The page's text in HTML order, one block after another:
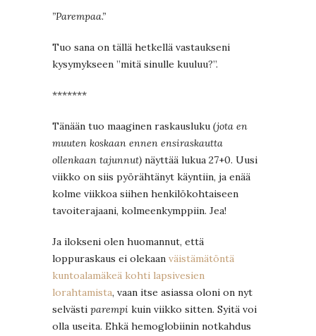
”Parempaa.”
Tuo sana on tällä hetkellä vastaukseni
kysymykseen ”mitä sinulle kuuluu?”.
*******
Tänään tuo maaginen raskausluku (jota en
muuten koskaan ennen ensiraskautta
ollenkaan tajunnut) näyttää lukua 27+0. Uusi
viikko on siis pyörähtänyt käyntiin, ja enää
kolme viikkoa siihen henkilökohtaiseen
tavoiterajaani, kolmeenkymppiin. Jea!
Ja ilokseni olen huomannut, että
loppuraskaus ei olekaan väistämätöntä
kuntoalamäkeä kohti lapsivesien
lorahtamista, vaan itse asiassa oloni on nyt
selvästi parempi kuin viikko sitten. Syitä voi
olla useita. Ehkä hemoglobiinin notkahdus